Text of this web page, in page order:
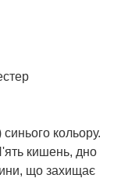
кольору.
кишень, дно
що захищає